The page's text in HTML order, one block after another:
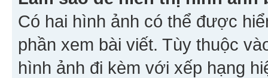
Có hai hình ảnh có thể được
phần xem bài viết. Tùy thuộc
hình ảnh đi kèm với xếp hạng